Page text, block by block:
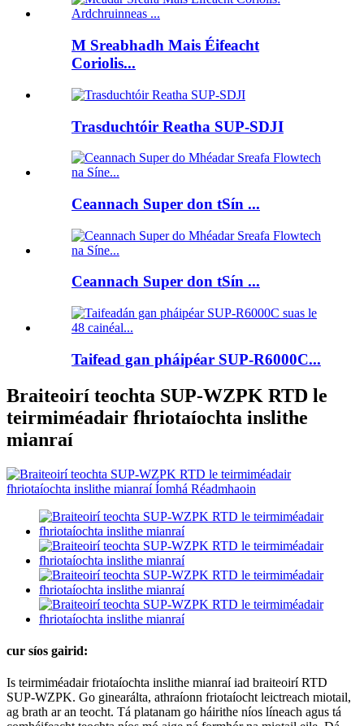
M Sreabhadh Mais Éifeacht
Coriolis...
Trasduchtóir Reatha SUP-SDJI
Ceannach Super don tSín ...
Ceannach Super don tSín ...
Taifead gan pháipéar SUP-R6000C...
Braiteoirí teochta SUP-WZPK RTD le
teirmiméadair fhriotaíochta inslithe
mianraí
cur síos gairid:
Is teirmiméadair friotaíochta inslithe mianraí iad braiteoirí RTD
SUP-WZPK. Go ginearálta, athraíonn friotaíocht leictreach miotail,
ag brath ar an teocht. Tá platanam go háirithe níos líneach agus tá